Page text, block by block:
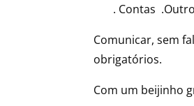
. Contas
Comunicar, sem
obrigatórios.
Com um beijinho